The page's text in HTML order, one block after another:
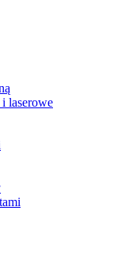
laserowe